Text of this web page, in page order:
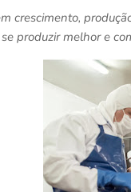
crescimento,
produzir melhor e